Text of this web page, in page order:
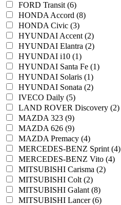
FORD Transit (6)
HONDA Accord (8)
HONDA Civic (3)
HYUNDAI Accent (2)
HYUNDAI Elantra (2)
HYUNDAI i10 (1)
HYUNDAI Santa Fe (1)
HYUNDAI Solaris (1)
HYUNDAI Sonata (2)
IVECO Daily (5)
LAND ROVER Discovery (2)
MAZDA 323 (9)
MAZDA 626 (9)
MAZDA Premacy (4)
MERCEDES-BENZ Sprint (4)
MERCEDES-BENZ Vito (4)
MITSUBISHI Carisma (2)
MITSUBISHI Colt (2)
MITSUBISHI Galant (8)
MITSUBISHI Lancer (6)